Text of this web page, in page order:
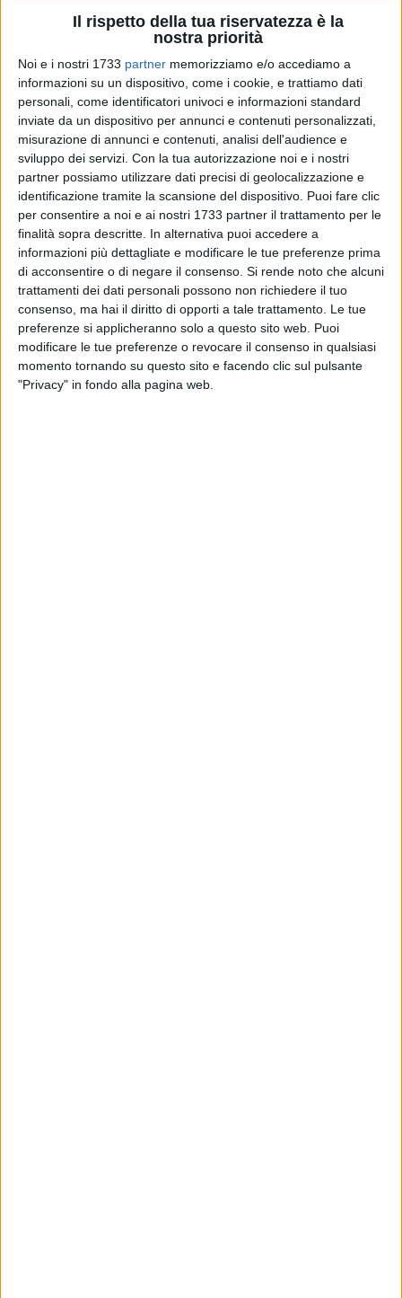
Il rispetto della tua riservatezza è la
nostra priorità
Noi e i nostri 1733 partner memorizziamo e/o accediamo a
informazioni su un dispositivo, come i cookie, e trattiamo dati
personali, come identificatori univoci e informazioni standard
inviate da un dispositivo per annunci e contenuti personalizzati,
misurazione di annunci e contenuti, analisi dell'audience e
sviluppo dei servizi. Con la tua autorizzazione noi e i nostri
partner possiamo utilizzare dati precisi di geolocalizzazione e
identificazione tramite la scansione del dispositivo. Puoi fare clic
per consentire a noi e ai nostri 1733 partner il trattamento per le
finalità sopra descritte. In alternativa puoi accedere a
informazioni più dettagliate e modificare le tue preferenze prima
di acconsentire o di negare il consenso. Si rende noto che alcuni
trattamenti dei dati personali possono non richiedere il tuo
consenso, ma hai il diritto di opporti a tale trattamento. Le tue
preferenze si applicheranno solo a questo sito web. Puoi
modificare le tue preferenze o revocare il consenso in qualsiasi
momento tornando su questo sito e facendo clic sul pulsante
"Privacy" in fondo alla pagina web.
La città di Bisceglie sarà ancora l'ambientazione dei lavori
del regista biscegliese Giuseppe De Candia, con l'ordinanza
126 sono state disposte alcune limitazioni alla circolazione
veicolare per consentire le riprese in sicurezza del
cortometraggio "La nostra ultima estate"
Il progetto, che racconta una storia di amori giovanili e
amicizie ambientata durante una vacanza estiva in Puglia,
vedrà la partecipazione di troupe e attori che gireranno tra